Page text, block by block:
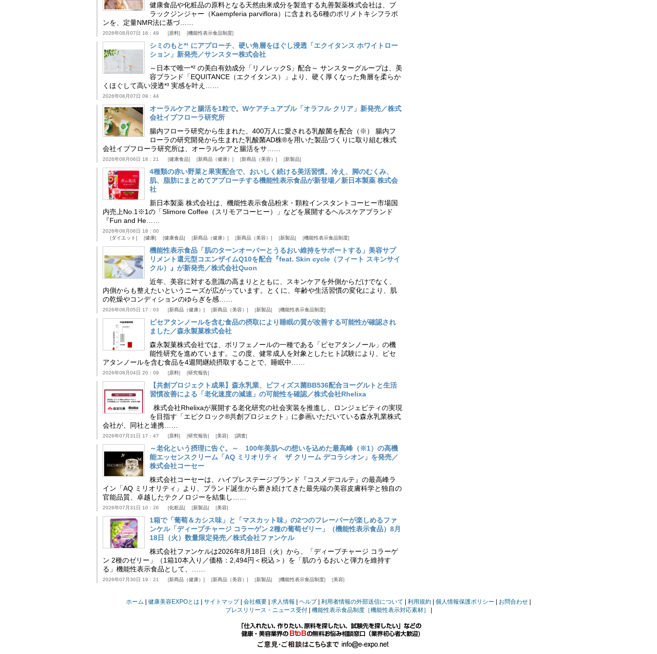
健康食品や化粧品の原料となる天然由来成分を製造する丸善製薬株式会社は、ブ
ラックジンジャー（Kaempferia parviflora）に含まれる6種のポリメトキシフラボ
ンを、定量NMR法に基づ……
2026年08月07日 16：49 原料 機能性表示食品制度
シミのもと*¹ にアプローチ、硬い角層をほぐし浸透「エクイタンス ホワイトロー
ション」新発売／サンスター株式会社
～日本で唯一*² の美白有効成分「リノレックS」配合～ サンスターグループは、美
容ブランド「EQUITANCE（エクイタンス）」より、硬く厚くなった角層を柔らか
くほぐして高い浸透*³ 実感を叶え……
2026年08月07日 09：44
オーラルケアと腸活を1粒で。Wケアチュアブル「オラフル クリア」新発売／株式
会社イブフローラ研究所
腸内フローラ研究から生まれた、400万人に愛される乳酸菌を配合（※） 腸内フ
ローラの研究開発から生まれた乳酸菌AD株®を用いた製品づくりに取り組む株式
会社イブフローラ研究所は、オーラルケアと腸活をサ……
2026年08月06日 18：21 健康食品 新商品（健康） 新商品（美容） 新製品
4種類の赤い野菜と果実配合で、おいしく続ける美活習慣。冷え、脚のむくみ、
肌、脂肪にまとめてアプローチする機能性表示食品が新登場／新日本製薬 株式会
社
新日本製薬 株式会社は、機能性表示食品粉末・顆粒インスタントコーヒー市場国
内売上No.1※1の「Slimore Coffee（スリモアコーヒー）」などを展開するヘルスケアブランド
『Fun and He……
2026年08月06日 18：00
ダイエット
健康 健康食品 新商品（健康） 新商品（美容） 新製品 機能性表示食品制度
機能性表示食品「肌のターンオーバーとうるおい維持をサポートする」美容サプ
リメント還元型コエンザイムQ10を配合『feat. Skin cycle（フィート スキンサイ
クル）』が新発売／株式会社Quon
近年、美容に対する意識の高まりとともに、スキンケアを外側からだけでなく、
内側からも整えたいというニーズが広がっています。とくに、年齢や生活習慣の変化により、肌
の乾燥やコンディションのゆらぎを感……
2026年08月05日 17：03 新商品（健康） 新商品（美容） 新製品 機能性表示食品制度
ピセアタンノールを含む食品の摂取により睡眠の質が改善する可能性が確認され
ました／森永製菓株式会社
森永製菓株式会社では、ポリフェノールの一種である「ピセアタンノール」の機
能性研究を進めています。この度、健常成人を対象としたヒト試験により、ピセ
アタンノールを含む食品を4週間継続摂取することで、睡眠中……
2026年08月04日 20：09 原料 研究報告
【共創プロジェクト成果】森永乳業、ビフィズス菌BB536配合ヨーグルトと生活
習慣改善による「老化速度の減速」の可能性を確認／株式会社Rhelixa
株式会社Rhelixaが展開する老化研究の社会実装を推進し、ロンジェビティの実現
を目指す「エピクロック®共創プロジェクト」に参画いただいている森永乳業株式
会社が、同社と連携……
2026年07月31日 17：47 原料 研究報告 美容 調査
～老化という摂理に告ぐ。～ 100年美肌への想いを込めた最高峰（※1）の高機
能エッセンスクリーム「AQ ミリオリティ ザ クリーム デコラシオン」を発売／
株式会社コーセー
株式会社コーセーは、ハイプレステージブランド『コスメデコルテ』の最高峰ラ
イン「AQ ミリオリティ」より、ブランド誕生から磨き続けてきた最先端の美容皮膚科学と独自の
官能品質、卓越したテクノロジーを結集し……
2026年07月31日 10：26 化粧品 新製品 美容
1箱で「葡萄＆カシス味」と「マスカット味」の2つのフレーバーが楽しめるファ
ンケル「ディープチャージ コラーゲン 2種の葡萄ゼリー」（機能性表示食品）8月
18日（火）数量限定発売／株式会社ファンケル
株式会社ファンケルは2026年8月18日（火）から、「ディープチャージ コラーゲ
ン 2種のゼリー」（1箱10本入り／価格：2,494円＜税込＞）を「肌のうるおいと弾力を維持す
る」機能性表示食品として、……
2026年07月30日 19：21 新商品（健康） 新商品（美容） 新製品 機能性表示食品制度 美容
ホーム 健康美容EXPOとは サイトマップ 会社概要 求人情報 ヘルプ 利用者情報の外部送信について 利用規約 個人情報保護ポリシー
お問合わせ
プレスリリース・ニュース受付
機能性表示食品制度［機能性表示対応素材］